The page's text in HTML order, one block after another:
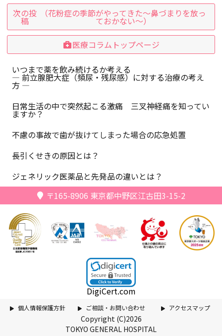
次の投
稿
（花粉症の季節がやってきた～鼻づまりを放っ
ておかない～）
医療コラムトップページ
いつまで薬を飲み続けるか考える
― 前立腺肥大症（頻尿・残尿感）に対する治療の考え
方 ―
日常生活の中で突然起こる激痛 三叉神経痛を知ってい
ますか？
不慮の事故で歯が抜けてしまった場合の応急処置
長引くせきの原因とは？
ジェネリック医薬品と先発品の違いとは？
〒165-8906 東京都中野区江古田3-15-2
DigiCert.com
個人情報保護方針 ご相談・お問い合わせ アクセスマップ
Copyright (C)2026
TOKYO GENERAL HOSPITAL